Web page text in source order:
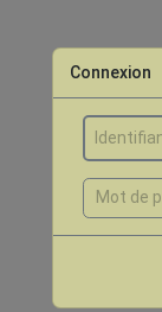
Connexion